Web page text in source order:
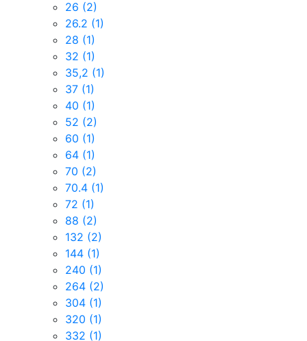
26 (2)
26.2 (1)
28 (1)
32 (1)
35,2 (1)
37 (1)
40 (1)
52 (2)
60 (1)
64 (1)
70 (2)
70.4 (1)
72 (1)
88 (2)
132 (2)
144 (1)
240 (1)
264 (2)
304 (1)
320 (1)
332 (1)